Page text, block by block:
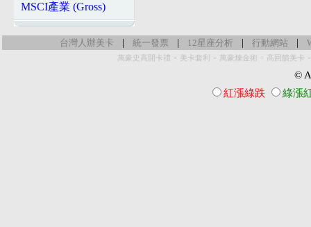
MSCI產業 (Gross)
台灣人辦美卡 | 統一發票 | 12星座分析 | 行動網站 |
萬豪史高開卡禮 - 美卡套利 - 萬豪煉金術 - 高回饋美卡
©
紅漲綠跌
綠漲